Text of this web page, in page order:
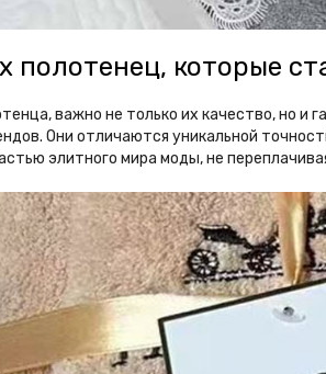
полотенец, которые
важно не только их качество, но и
Они отличаются уникальной
элитного мира моды, не